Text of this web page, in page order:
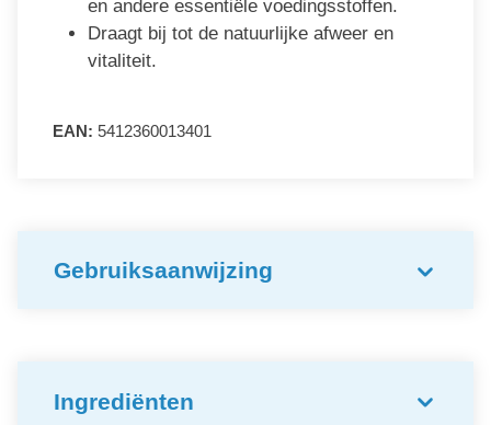
en andere essentiële voedingsstoffen.
Draagt bij tot de natuurlijke afweer en
vitaliteit.
EAN: 5412360013401
Gebruiksaanwijzing
Ingrediënten